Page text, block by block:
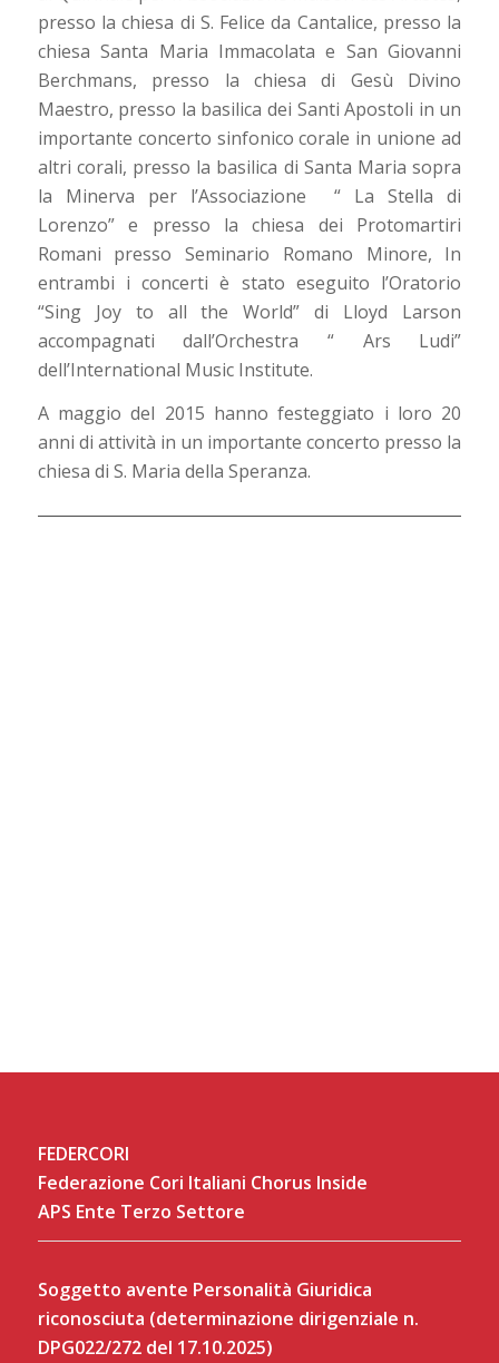
presso la chiesa di S. Felice da Cantalice, presso la
chiesa Santa Maria Immacolata e San Giovanni
Berchmans, presso la chiesa di Gesù Divino
Maestro, presso la basilica dei Santi Apostoli in un
importante concerto sinfonico corale in unione ad
altri corali, presso la basilica di Santa Maria sopra
la Minerva per l’Associazione “ La Stella di
Lorenzo” e presso la chiesa dei Protomartiri
Romani presso Seminario Romano Minore, In
entrambi i concerti è stato eseguito l’Oratorio
“Sing Joy to all the World” di Lloyd Larson
accompagnati dall’Orchestra “ Ars Ludi”
dell’International Music Institute.
A maggio del 2015 hanno festeggiato i loro 20
anni di attività in un importante concerto presso la
chiesa di S. Maria della Speranza.
FEDERCORI
Federazione Cori Italiani Chorus Inside
APS Ente Terzo Settore
Soggetto avente Personalità Giuridica
riconosciuta (determinazione dirigenziale n.
DPG022/272 del 17.10.2025)